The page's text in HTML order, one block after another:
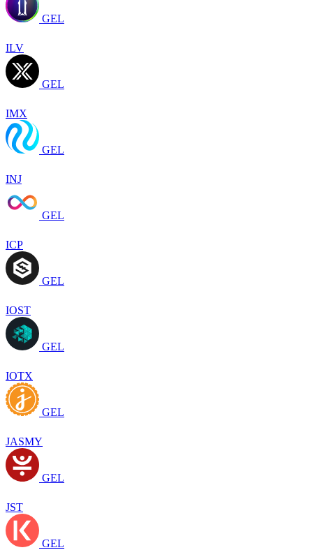
GEL
ILV
GEL
IMX
GEL
INJ
GEL
ICP
GEL
IOST
GEL
IOTX
GEL
JASMY
GEL
JST
GEL